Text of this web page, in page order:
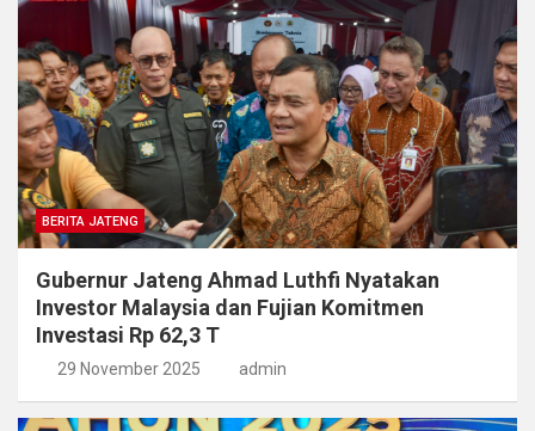
BERITA JATENG
Gubernur Jateng Ahmad Luthfi Nyatakan
Investor Malaysia dan Fujian Komitmen
Investasi Rp 62,3 T
29 November 2025 admin